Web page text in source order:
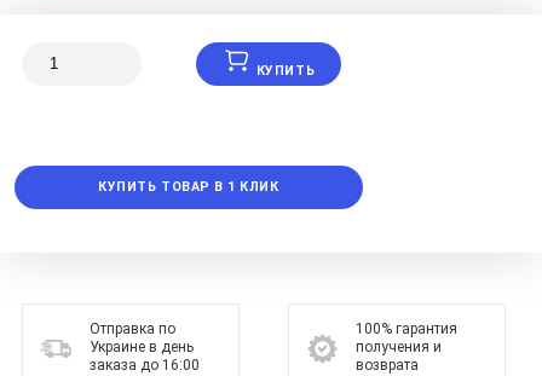
КУПИТЬ
КУПИТЬ ТОВАР В 1 КЛИК
Отправка по
Украине в день
заказа до 16:00
100% гарантия
получения и
возврата